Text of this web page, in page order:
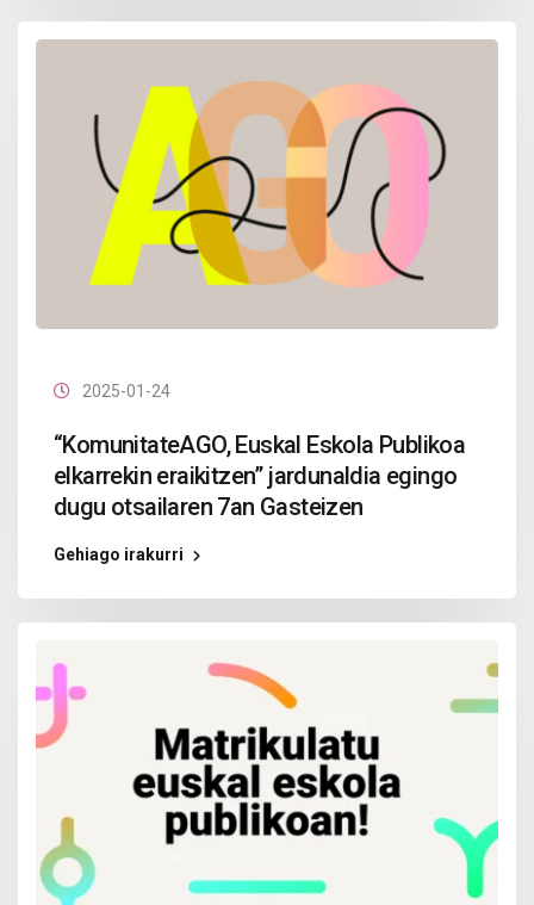
2025-01-24
“KomunitateAGO, Euskal Eskola Publikoa
elkarrekin eraikitzen” jardunaldia egingo
dugu otsailaren 7an Gasteizen
Gehiago irakurri